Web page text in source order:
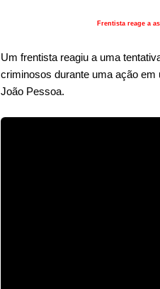
Frentista reage a
Um frentista reagiu a uma
criminosos durante uma ação
João Pessoa.